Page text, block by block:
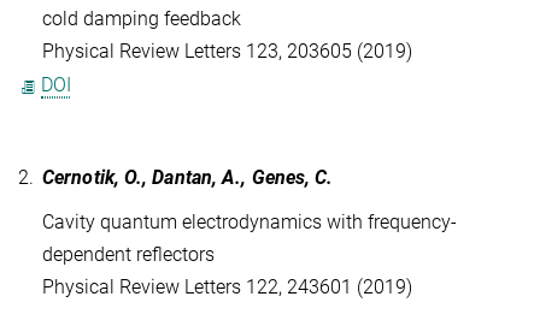
cold damping feedback
Physical Review Letters 123, 203605 (2019)
DOI
2. Cernotik, O., Dantan, A., Genes, C.
Cavity quantum electrodynamics with frequency-
dependent reflectors
Physical Review Letters 122, 243601 (2019)